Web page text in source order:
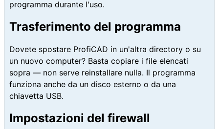
programma durante l'uso.
Trasferimento del programma
Dovete spostare ProfiCAD in un'altra directory o su
un nuovo computer? Basta copiare i file elencati
sopra — non serve reinstallare nulla. Il programma
funziona anche da un disco esterno o da una
chiavetta USB.
Impostazioni del firewall